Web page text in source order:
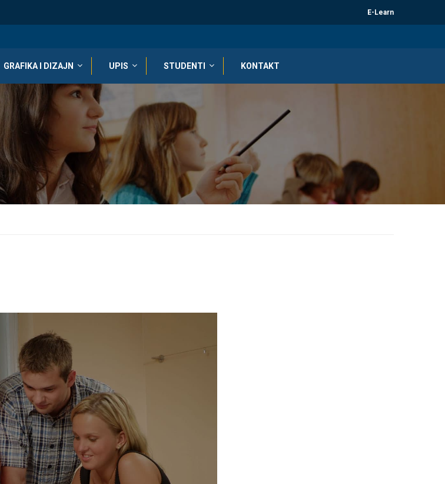
E-Learn
GRAFIKA I DIZAJN UPIS STUDENTI KONTAKT